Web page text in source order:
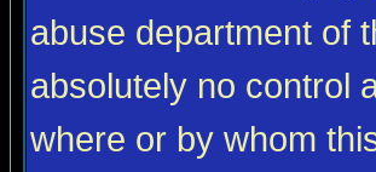
abuse department of
absolutely no control
where or by whom